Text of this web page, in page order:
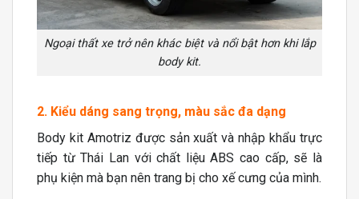
Ngoại thất xe trở nên khác biệt và nổi bật hơn khi lắp
body kit.
2. Kiểu dáng sang trọng, màu sắc đa dạng
Body kit Amotriz được sản xuất và nhập khẩu trực
tiếp từ Thái Lan với chất liệu ABS cao cấp, sẽ là
phụ kiện mà bạn nên trang bị cho xế cưng của mình.